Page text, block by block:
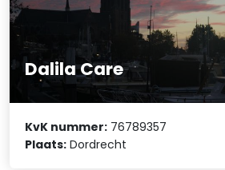
Dalila Care
KvK nummer: 76789357
Plaats: Dordrecht